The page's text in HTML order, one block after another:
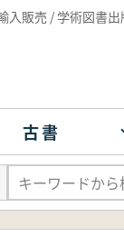
入販売 / 学術図書出
古書